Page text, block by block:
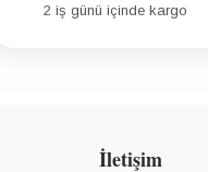
2 iş günü içinde kargo
İletişim